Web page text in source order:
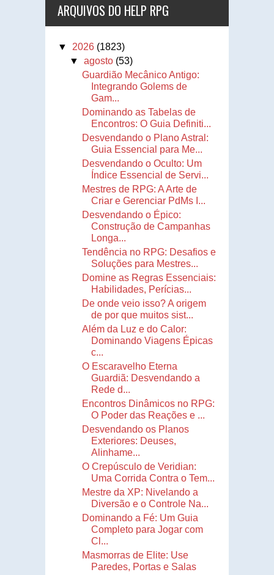
ARQUIVOS DO HELP RPG
▼ 2026 (1823)
▼agosto (53)
Guardião Mecânico Antigo:
Integrando Golems de
Gam...
Dominando as Tabelas de
Encontros: O Guia Definiti...
Desvendando o Plano Astral:
Guia Essencial para Me...
Desvendando o Oculto: Um
Índice Essencial de Servi...
Mestres de RPG: A Arte de
Criar e Gerenciar PdMs I...
Desvendando o Épico:
Construção de Campanhas
Longa...
Tendência no RPG: Desafios e
Soluções para Mestres...
Domine as Regras Essenciais:
Habilidades, Perícias...
De onde veio isso? A origem
de por que muitos sist...
Além da Luz e do Calor:
Dominando Viagens Épicas
c...
O Escaravelho Eterna
Guardiã: Desvendando a
Rede d...
Encontros Dinâmicos no RPG:
O Poder das Reações e ...
Desvendando os Planos
Exteriores: Deuses,
Alinhame...
O Crepúsculo de Veridian:
Uma Corrida Contra o Tem...
Mestre da XP: Nivelando a
Diversão e o Controle Na...
Dominando a Fé: Um Guia
Completo para Jogar com
Cl...
Masmorras de Elite: Use
Paredes, Portas e Salas